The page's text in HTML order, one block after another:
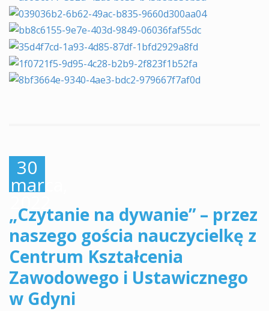
30
marca,
2022
„Czytanie na dywanie” – przez
naszego gościa nauczycielkę z
Centrum Kształcenia
Zawodowego i Ustawicznego
w Gdyni